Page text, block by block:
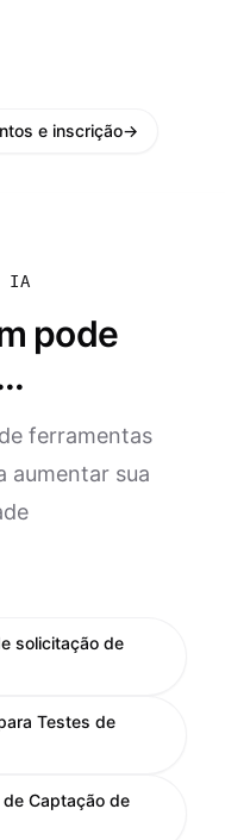
e inscrição→
IA
pode
ferramentas
aumentar sua
solicitação de
Testes de
de Captação de